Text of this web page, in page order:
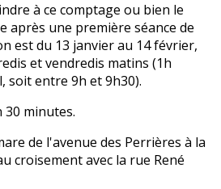
à ce comptage ou bien le
après une première séance de
est du 13 janvier au 14 février,
et vendredis matins (1h
soit entre 9h et 9h30).
minutes.
de l'avenue des Perrières à la
croisement avec la rue René